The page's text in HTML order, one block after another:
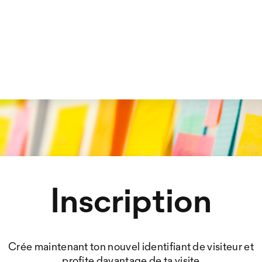
Inscription
Crée maintenant ton nouvel identifiant de visiteur et